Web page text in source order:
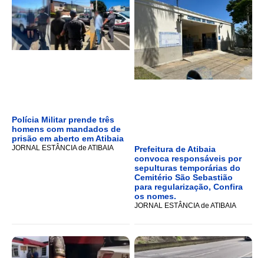
Polícia Militar prende três
homens com mandados de
prisão em aberto em Atibaia
JORNAL ESTÂNCIA de ATIBAIA
Prefeitura de Atibaia
convoca responsáveis por
sepulturas temporárias do
Cemitério São Sebastião
para regularização, Confira
os nomes.
JORNAL ESTÂNCIA de ATIBAIA